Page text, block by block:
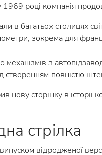
році компанія
багатьох столицях
зокрема для
з
повністю
нову сторінку в
стрілка
відродженої